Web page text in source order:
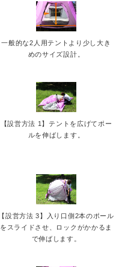
一般的な2人用テントより少し大き
めのサイズ設計。
【設営方法 1】テントを広げてポー
ルを伸ばします。
【設営方法 3】入り口側2本のポール
をスライドさせ、ロックがかかるま
で伸ばします。